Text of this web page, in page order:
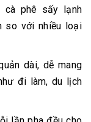
cà phê sấy lạnh
so với nhiều loại
dài, dễ mang
đi làm, du lịch